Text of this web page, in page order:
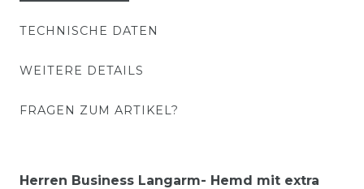
TECHNISCHE DATEN
WEITERE DETAILS
FRAGEN ZUM ARTIKEL?
Herren Business Langarm- Hemd mit extra